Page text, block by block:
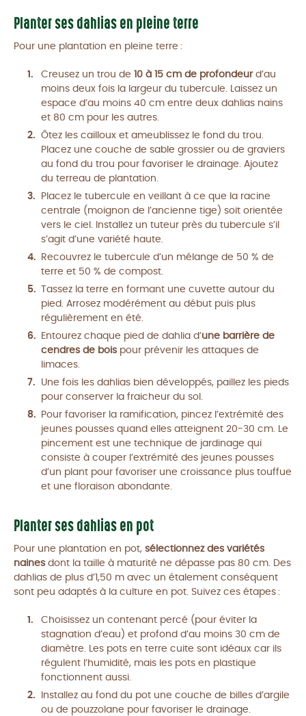
Planter ses dahlias en pleine terre
Pour une plantation en pleine terre :
Creusez un trou de 10 à 15 cm de profondeur d’au
moins deux fois la largeur du tubercule. Laissez un
espace d’au moins 40 cm entre deux dahlias nains
et 80 cm pour les autres.
Ôtez les cailloux et ameublissez le fond du trou.
Placez une couche de sable grossier ou de graviers
au fond du trou pour favoriser le drainage. Ajoutez
du terreau de plantation.
Placez le tubercule en veillant à ce que la racine
centrale (moignon de l’ancienne tige) soit orientée
vers le ciel. Installez un tuteur près du tubercule s’il
s’agit d’une variété haute.
Recouvrez le tubercule d’un mélange de 50 % de
terre et 50 % de compost.
Tassez la terre en formant une cuvette autour du
pied. Arrosez modérément au début puis plus
régulièrement en été.
Entourez chaque pied de dahlia d’une barrière de
cendres de bois pour prévenir les attaques de
limaces.
Une fois les dahlias bien développés, paillez les pieds
pour conserver la fraicheur du sol.
Pour favoriser la ramification, pincez l’extrémité des
jeunes pousses quand elles atteignent 20-30 cm. Le
pincement est une technique de jardinage qui
consiste à couper l’extrémité des jeunes pousses
d’un plant pour favoriser une croissance plus touffue
et une floraison abondante.
Planter ses dahlias en pot
Pour une plantation en pot, sélectionnez des variétés
naines dont la taille à maturité ne dépasse pas 80 cm. Des
dahlias de plus d’1,50 m avec un étalement conséquent
sont peu adaptés à la culture en pot. Suivez ces étapes :
Choisissez un contenant percé (pour éviter la
stagnation d’eau) et profond d’au moins 30 cm de
diamètre. Les pots en terre cuite sont idéaux car ils
régulent l’humidité, mais les pots en plastique
fonctionnent aussi.
Installez au fond du pot une couche de billes d’argile
ou de pouzzolane pour favoriser le drainage.